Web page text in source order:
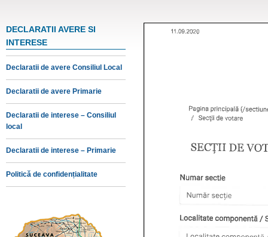
DECLARATII AVERE SI
INTERESE
Declaratii de avere Consiliul Local
Declaratii de avere Primarie
Declaratii de interese – Consiliul
local
Declaratii de interese – Primarie
Politică de confidențialitate